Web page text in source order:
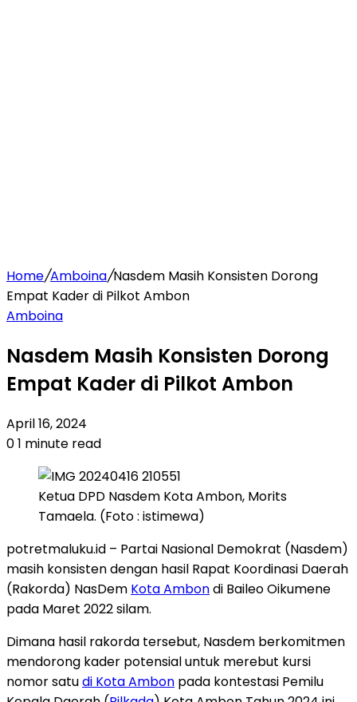
Home/Amboina/Nasdem Masih Konsisten Dorong
Empat Kader di Pilkot Ambon
Amboina
Nasdem Masih Konsisten Dorong
Empat Kader di Pilkot Ambon
April 16, 2024
01 minute read
Ketua DPD Nasdem Kota Ambon, Morits
Tamaela. (Foto : istimewa)
potretmaluku.id – Partai Nasional Demokrat (Nasdem)
masih konsisten dengan hasil Rapat Koordinasi Daerah
(Rakorda) NasDem Kota Ambondi Baileo Oikumene
pada Maret 2022 silam.
Dimana hasil rakorda tersebut, Nasdem berkomitmen
mendorong kader potensial untuk merebut kursi
nomor satudi Kota Ambon pada kontestasi Pemilu